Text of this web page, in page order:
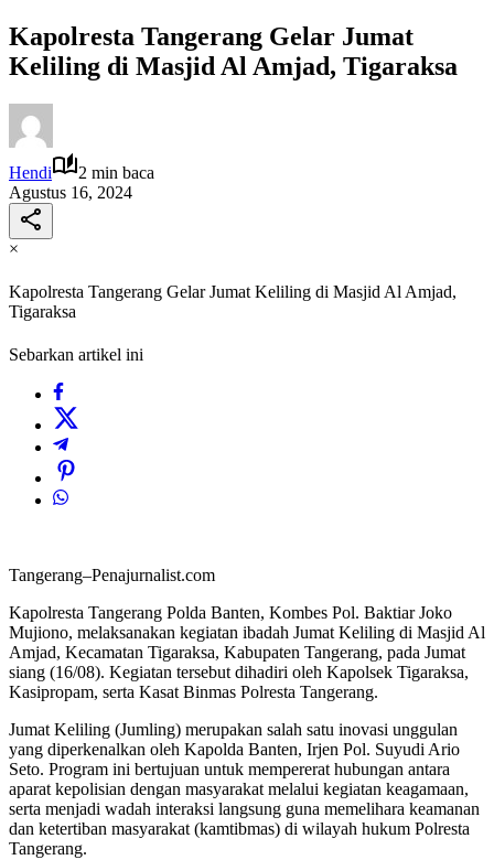
Kapolresta Tangerang Gelar Jumat
Keliling di Masjid Al Amjad, Tigaraksa
Hendi
2 min baca
Agustus 16, 2024
×
Kapolresta Tangerang Gelar Jumat Keliling di Masjid Al Amjad,
Tigaraksa
Sebarkan artikel ini
Tangerang–Penajurnalist.com
Kapolresta Tangerang Polda Banten, Kombes Pol. Baktiar Joko
Mujiono, melaksanakan kegiatan ibadah Jumat Keliling di Masjid Al
Amjad, Kecamatan Tigaraksa, Kabupaten Tangerang, pada Jumat
siang (16/08). Kegiatan tersebut dihadiri oleh Kapolsek Tigaraksa,
Kasipropam, serta Kasat Binmas Polresta Tangerang.
Jumat Keliling (Jumling) merupakan salah satu inovasi unggulan
yang diperkenalkan oleh Kapolda Banten, Irjen Pol. Suyudi Ario
Seto. Program ini bertujuan untuk mempererat hubungan antara
aparat kepolisian dengan masyarakat melalui kegiatan keagamaan,
serta menjadi wadah interaksi langsung guna memelihara keamanan
dan ketertiban masyarakat (kamtibmas) di wilayah hukum Polresta
Tangerang.